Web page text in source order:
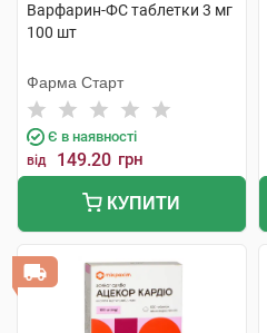
Варфарин-ФС таблетки 3 мг
100 шт
Фарма Старт
Є в наявності
від 149.20 грн
КУПИТИ